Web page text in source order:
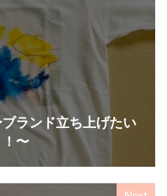
ランド立ち上げたい
〜